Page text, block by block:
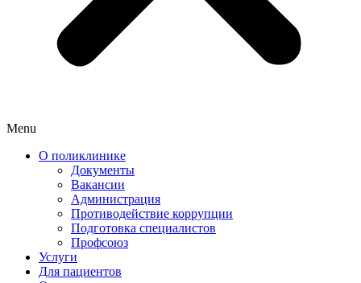
Menu
О поликлинике
Документы
Вакансии
Администрация
Противодействие коррупции
Подготовка специалистов
Профсоюз
Услуги
Для пациентов